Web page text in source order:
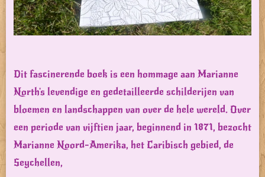
Dit fascinerende boek is een hommage aan Marianne
North's levendige en gedetailleerde schilderijen van
bloemen en landschappen van over de hele wereld. Over
een periode van vijftien jaar, beginnend in 1871, bezocht
Marianne Noord-Amerika, het Caribisch gebied, de
Seychellen,